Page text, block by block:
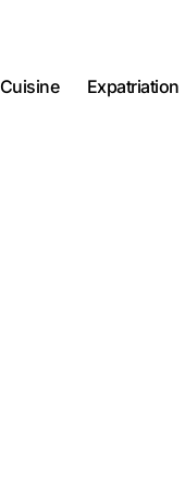
Cuisine Expatriation